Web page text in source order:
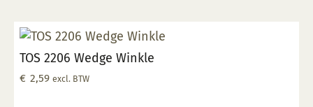
TOS 2206 Wedge Winkle
€ 2,59 excl. BTW